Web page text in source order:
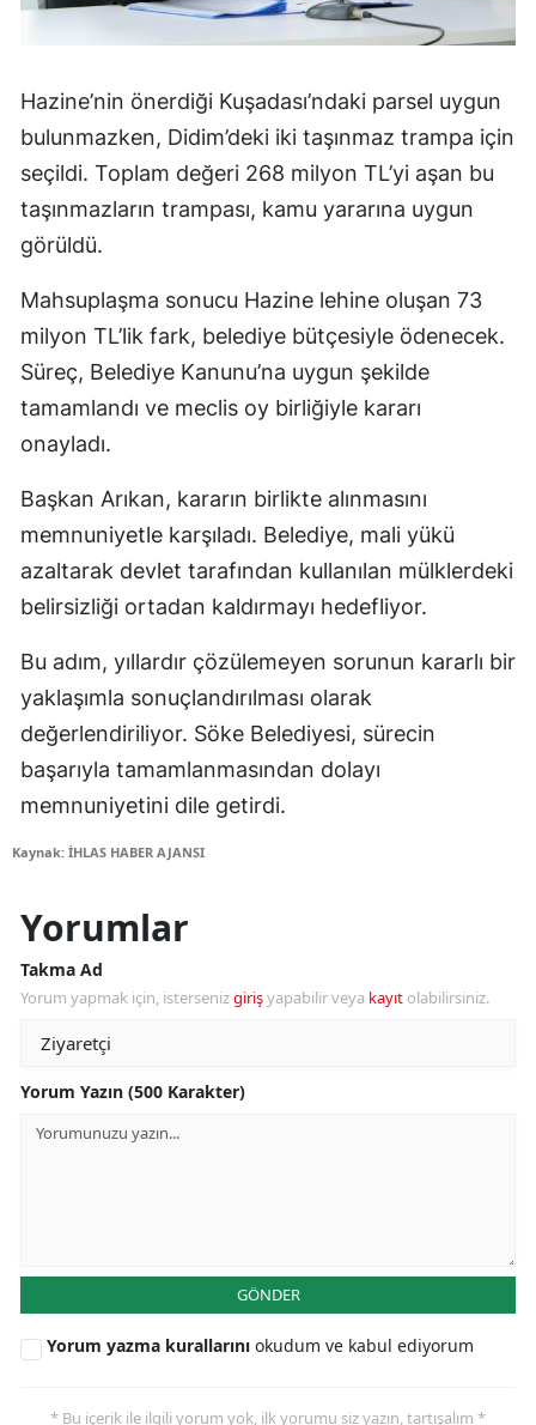
Hazine’nin önerdiği Kuşadası’ndaki parsel uygun
bulunmazken, Didim’deki iki taşınmaz trampa için
seçildi. Toplam değeri 268 milyon TL’yi aşan bu
taşınmazların trampası, kamu yararına uygun
görüldü.
Mahsuplaşma sonucu Hazine lehine oluşan 73
milyon TL’lik fark, belediye bütçesiyle ödenecek.
Süreç, Belediye Kanunu’na uygun şekilde
tamamlandı ve meclis oy birliğiyle kararı
onayladı.
Başkan Arıkan, kararın birlikte alınmasını
memnuniyetle karşıladı. Belediye, mali yükü
azaltarak devlet tarafından kullanılan mülklerdeki
belirsizliği ortadan kaldırmayı hedefliyor.
Bu adım, yıllardır çözülemeyen sorunun kararlı bir
yaklaşımla sonuçlandırılması olarak
değerlendiriliyor. Söke Belediyesi, sürecin
başarıyla tamamlanmasından dolayı
memnuniyetini dile getirdi.
Kaynak: İHLAS HABER AJANSI
Yorumlar
Takma Ad
Yorum yapmak için, istersenizgirişyapabilir veya kayıt olabilirsiniz.
Yorum Yazın (500 Karakter)
GÖNDER
Yorum yazma kurallarını okudum ve kabul ediyorum
* Bu içerik ile ilgili yorum yok, ilk yorumu siz yazın, tartışalım *